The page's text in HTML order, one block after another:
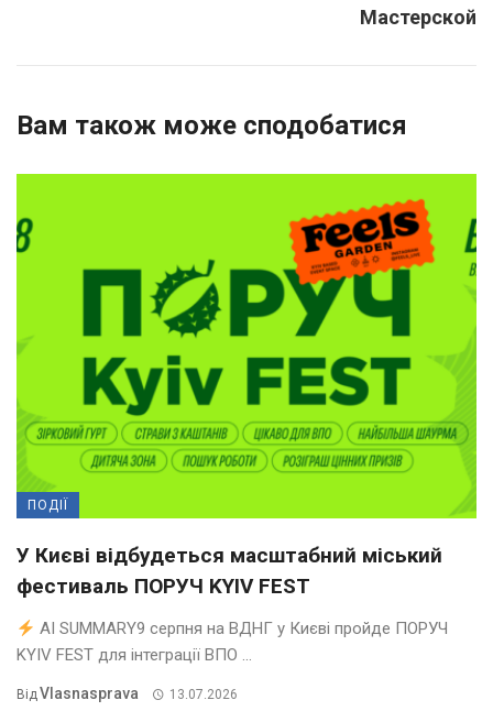
Мастерской
Вам також може сподобатися
ПОДІЇ
У Києві відбудеться масштабний міський
фестиваль ПОРУЧ KYIV FEST
AI SUMMARY9 серпня на ВДНГ у Києві пройде ПОРУЧ
KYIV FEST для інтеграції ВПО ...
ВідVlasnasprava 13.07.2026